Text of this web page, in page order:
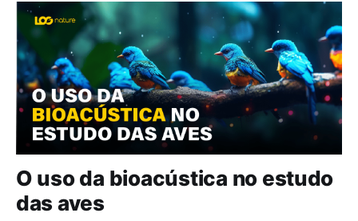
pequenos animais, regulando os níveis populacionais
e evitando desequilíbrios na cadeia trófica. Além
disso, as serpentes desempenham
O uso da bioacústica no estudo
das aves